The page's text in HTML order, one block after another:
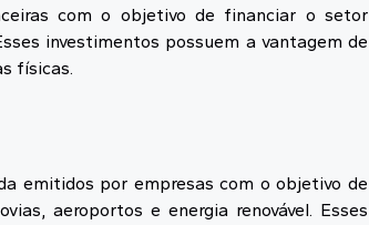
com o objetivo de financiar o setor
investimentos possuem a vantagem de
físicas.
emitidos por empresas com o objetivo de
aeroportos e energia renovável. Esses